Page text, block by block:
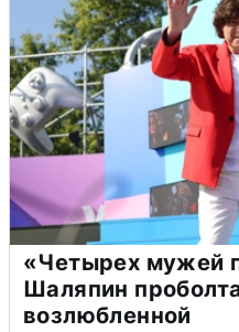
«Четырех мужей
Шаляпин
возлюбленной